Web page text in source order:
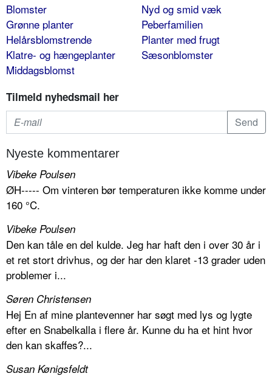
Blomster
Grønne planter
Helårsblomstrende
Klatre- og hængeplanter
Middagsblomst
Nyd og smid væk
Peberfamilien
Planter med frugt
Sæsonblomster
Tilmeld nyhedsmail her
Nyeste kommentarer
Vibeke Poulsen
ØH----- Om vinteren bør temperaturen ikke komme under
160 °C.
Vibeke Poulsen
Den kan tåle en del kulde. Jeg har haft den i over 30 år i
et ret stort drivhus, og der har den klaret -13 grader uden
problemer i...
Søren Christensen
Hej En af mine plantevenner har søgt med lys og lygte
efter en Snabelkalla i flere år. Kunne du ha et hint hvor
den kan skaffes?...
Susan Kønigsfeldt